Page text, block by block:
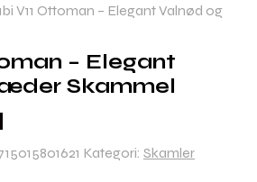
V11 Ottoman – Elegant Valnød og
– Elegant
Skammel
Kategori: Skamler